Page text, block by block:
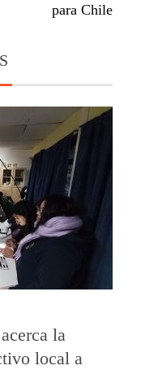
para Chile
la
local a